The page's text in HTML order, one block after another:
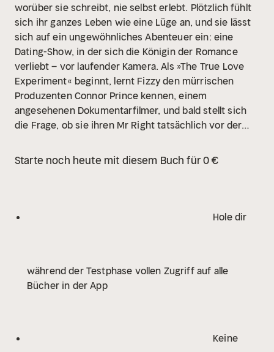
worüber sie schreibt, nie selbst erlebt. Plötzlich fühlt
sich ihr ganzes Leben wie eine Lüge an, und sie lässt
sich auf ein ungewöhnliches Abenteuer ein: eine
Dating-Show, in der sich die Königin der Romance
verliebt – vor laufender Kamera. Als »The True Love
Experiment« beginnt, lernt Fizzy den mürrischen
Produzenten Connor Prince kennen, einem
angesehenen Dokumentarfilmer, und bald stellt sich
die Frage, ob sie ihren Mr Right tatsächlich vor der
und »The Soulmate Equation« die neue Feelgood-
zum Wohlfühlen« HELEN HOANG
»Christina Lauren ist
möchte, dass einem das Gesicht wehtut« JASMINE
GUILLORY »›TheTrue Love Experiment‹ ist mein
und in Fizzy muss man sich einfach verlieben.« JODI
Starte noch heute mit diesem Buch für 0 €
Hole dir
während der Testphase vollen Zugriff auf alle
Bücher in der App
Keine